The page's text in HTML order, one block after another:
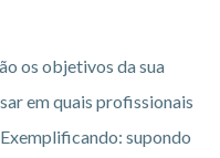
os objetivos da sua
em quais profissionais
supondo